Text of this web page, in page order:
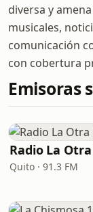
diversa y
musicales,
comunicación
con cobertura
Emisoras
Radio La
Quito · 91.3 FM